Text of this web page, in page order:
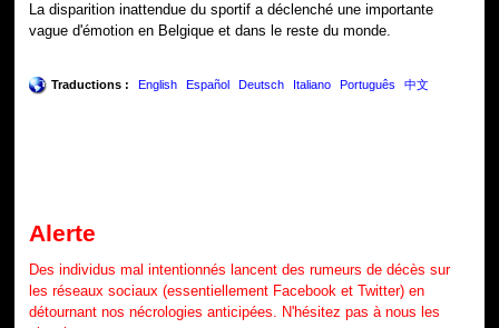
La disparition inattendue du sportif a déclenché une importante
vague d'émotion en Belgique et dans le reste du monde.
Traductions : English Español Deutsch Italiano Português 中文
Alerte
Des individus mal intentionnés lancent des rumeurs de décès sur
les réseaux sociaux (essentiellement Facebook et Twitter) en
détournant nos nécrologies anticipées. N'hésitez pas à nous les